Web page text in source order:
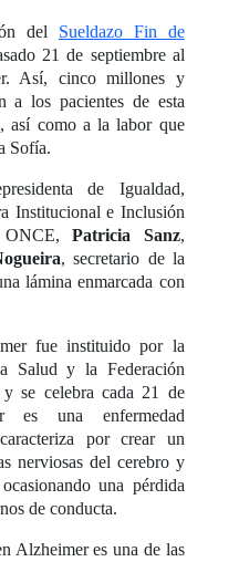
del Sueldazo Fin de
21 de septiembre al
Así, cinco millones y
a los pacientes de esta
así como a la labor que
Sofía.
de Igualdad,
Institucional e Inclusión
ONCE,Patricia Sanz,
, secretario de la
lámina enmarcada con
fue instituido por la
Salud y la Federación
se celebra cada 21 de
es una enfermedad
por crear un
nerviosas del cerebro y
una pérdida
de conducta.
Alzheimer es una de las